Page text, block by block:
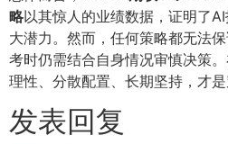
略以其惊人的业绩数据，证明了
大潜力。然而，任何策略都无法
考时仍需结合自身情况审慎决策
理性、分散配置、长期坚持，才是
发表回复